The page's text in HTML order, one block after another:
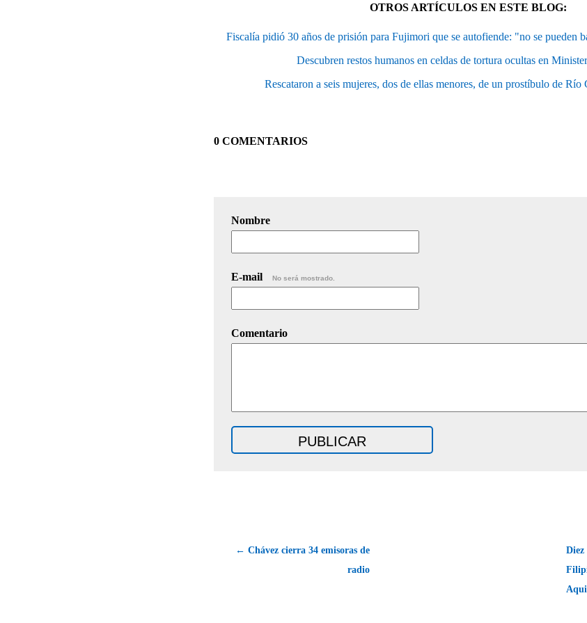
OTROS ARTÍCULOS EN ESTE BLOG:
Fiscalía pidió 30 años de prisión para Fujimori que se autofiende: "no se pueden
Descubren restos humanos en celdas de tortura ocultas en
Rescataron a seis mujeres, dos de ellas menores, de un prostíbulo de Río
0 COMENTARIOS
Nombre
E-mail No será mostrado.
Comentario
← Chávez cierra 34 emisoras de
radio
Diez